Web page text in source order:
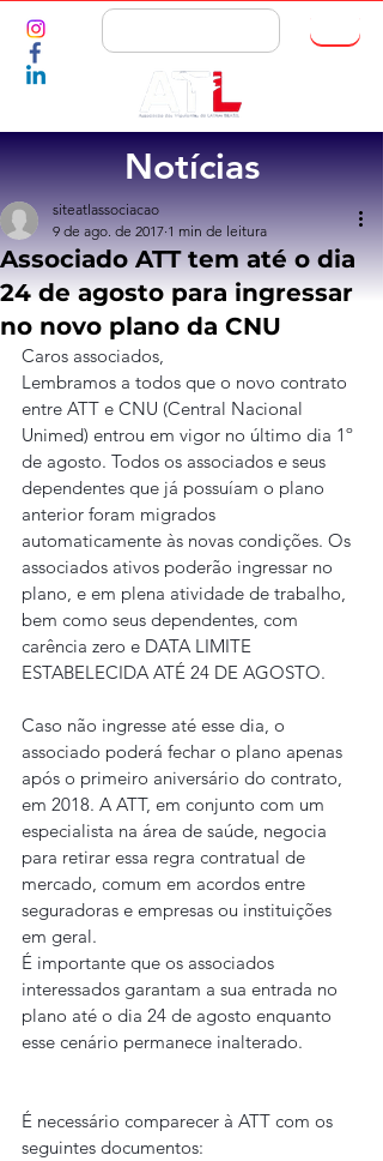
Notícias
Associado ATT tem até o dia
24 de agosto para ingressar
no novo plano da CNU
siteatlassociacao
9 de ago. de 2017 1 min de leitura
Caros associados,
Lembramos a todos que o novo contrato
entre ATT e CNU (Central Nacional
Unimed) entrou em vigor no último dia 1º
de agosto. Todos os associados e seus
dependentes que já possuíam o plano
anterior foram migrados
automaticamente às novas condições. Os
associados ativos poderão ingressar no
plano, e em plena atividade de trabalho,
bem como seus dependentes, com
carência zero e DATA LIMITE
ESTABELECIDA ATÉ 24 DE AGOSTO.
Caso não ingresse até esse dia, o
associado poderá fechar o plano apenas
após o primeiro aniversário do contrato,
em 2018. A ATT, em conjunto com um
especialista na área de saúde, negocia
para retirar essa regra contratual de
mercado, comum em acordos entre
seguradoras e empresas ou instituições
em geral.
É importante que os associados
interessados garantam a sua entrada no
plano até o dia 24 de agosto enquanto
esse cenário permanece inalterado.
É necessário comparecer à ATT com os
seguintes documentos: